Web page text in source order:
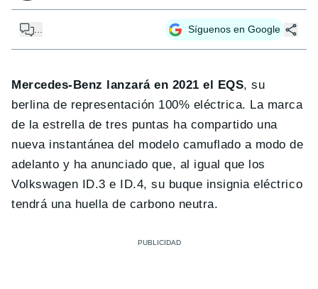
Síguenos en Google
Mercedes-Benz lanzará en 2021 el EQS, su
berlina de representación 100% eléctrica. La marca
de la estrella de tres puntas ha compartido una
nueva instantánea del modelo camuflado a modo de
adelanto y ha anunciado que, al igual que los
Volkswagen ID.3 e ID.4, su buque insignia eléctrico
tendrá una huella de carbono neutra.